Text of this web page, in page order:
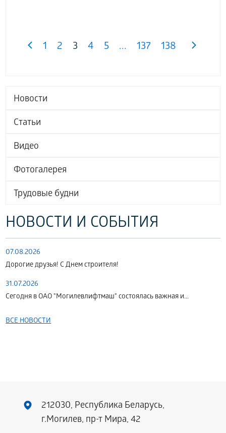
Новости
Статьи
Видео
Фотогалерея
Трудовые будни
НОВОСТИ И СОБЫТИЯ
07.08.2026
Дорогие друзья! С Днем строителя!
31.07.2026
Сегодня в ОАО "Могилевлифтмаш" состоялась важная и...
ВСЕ НОВОСТИ
1 2 3 4 5 ... 137 138
212030, Республика Беларусь,
г.Могилев, пр-т Мира, 42